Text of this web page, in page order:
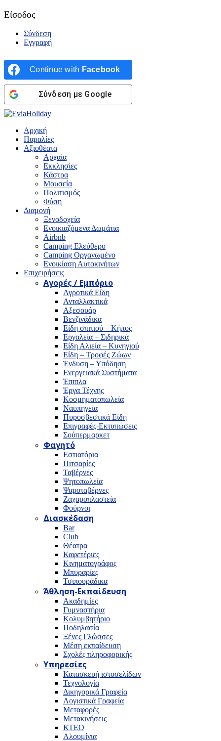
Είσοδος
Σύνδεση
Εγγραφή
Continue with Facebook
Σύνδεση με Google
Αρχική
Παραλίες
Αξιοθέατα
Αρχαία
Εκκλησίες
Κάστρα
Μουσεία
Πολιτισμός
Φύση
Διαμονή
Ξενοδοχεία
Ενοικιαζόμενα Δωμάτια
Airbnb
Camping Ελεύθερο
Camping Οργανωμένο
Ενοικίαση Αυτοκινήτων
Επιχειρήσεις
Αγορές / Εμπόριο
Αγροτικά Είδη
Ανταλλακτικά
Αξεσουάρ
Βενζινάδικα
Είδη σπιτιού – Κήπος
Εργαλεία – Σιδηρικά
Είδη Αλιεία – Κυνηγιού
Είδη – Τροφές Ζώων
Ένδυση – Υπόδηση
Ενεργειακά Συστήματα
Έπιπλα
Έργα Τέχνης
Κοσμηματοπωλεία
Ναυπηγεία
Πυροσβεστικά Είδη
Επιγραφές-Εκτυπώσεις
Σούπερμαρκετ
Φαγητό
Εστιατόρια
Πιτσαρίες
Ταβέρνες
Ψητοπωλεία
Ψαροταβέρνες
Ζαχαροπλαστεία
Φούρνοι
Διασκέδαση
Bar
Club
Θέατρα
Καφετέριες
Κινηματογράφος
Μπυραρίες
Τσιπουράδικα
Άθληση-Εκπαίδευση
Ακαδημίες
Γυμναστήρια
Κολυμβητήριο
Ποδηλασία
Ξένες Γλώσσες
Μέση εκπαίδευση
Σχολές πληροφορικής
Υπηρεσίες
Κατασκευή ιστοσελίδων
Τεχνολογία
Δικηγορικά Γραφεία
Λογιστικά Γραφεία
Μεταφορές
Μετακινήσεις
ΚΤΕΟ
Αλουμίνια